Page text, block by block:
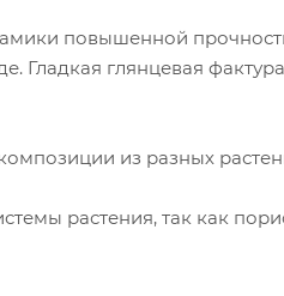
повышенной
Гладкая глянцевая
из разных
растения, так как